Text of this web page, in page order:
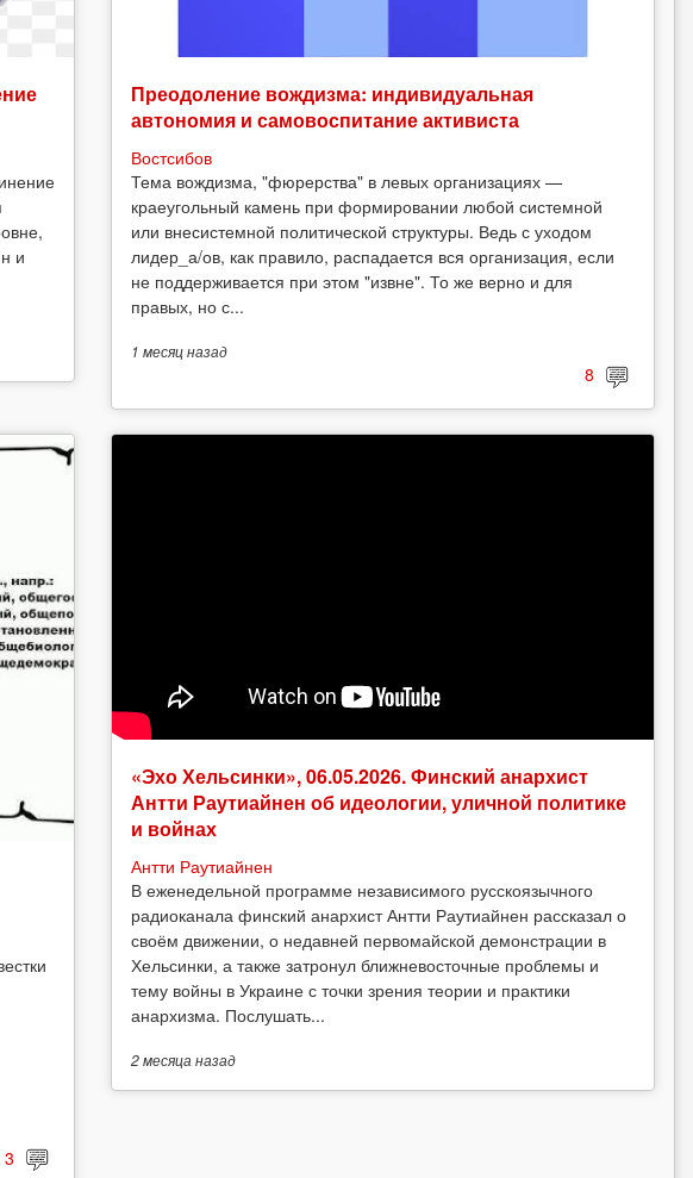
и
Преодоление вождизма: индивидуальная
автономия и самовоспитание активиста
Востсибов
Тема вождизма, "фюрерства" в левых организациях —
краеугольный камень при формировании любой системной
или внесистемной политической структуры. Ведь с уходом
лидер_а/ов, как правило, распадается вся организация, если
не поддерживается при этом "извне". То же верно и для
правых, но с...
1 месяцназад
8
3
«Эхо Хельсинки», 06.05.2026. Финский анархист
Антти Раутиайнен об идеологии, уличной политике
и войнах
Антти Раутиайнен
В еженедельной программе независимого русскоязычного
радиоканала финский анархист Антти Раутиайнен рассказал о
своём движении, о недавней первомайской демонстрации в
Хельсинки, а также затронул ближневосточные проблемы и
тему войны в Украине с точки зрения теории и практики
анархизма. Послушать...
2 месяца назад